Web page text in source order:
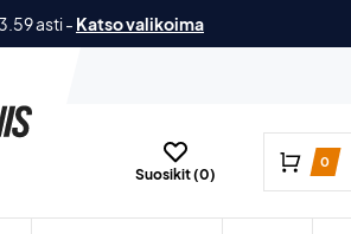
asti- Katso valikoima
Suosikit (0)
0